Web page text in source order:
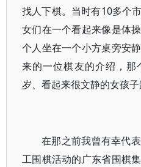
找人下棋。当时有10多个
女们在一个看起来像是体
个人坐在一个小方桌旁安
来的一位棋友的介绍，
岁、看起来很文静的女孩子
在那之前我曾有幸代
工围棋活动的广东省围棋